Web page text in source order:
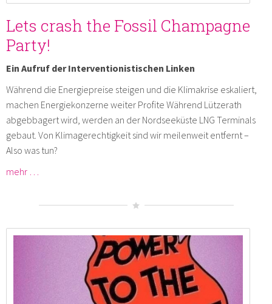
Lets crash the Fossil Champagne
Party!
Ein Aufruf der Interventionistischen Linken
Während die Energiepreise steigen und die Klimakrise eskaliert,
machen Energiekonzerne weiter Profite Während Lützerath
abgebbagert wird, werden an der Nordseeküste LNG Terminals
gebaut. Von Klimagerechtigkeit sind wir meilenweit entfernt –
Also was tun?
mehr …